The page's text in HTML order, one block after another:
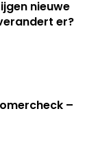
nieuwe
er?
–